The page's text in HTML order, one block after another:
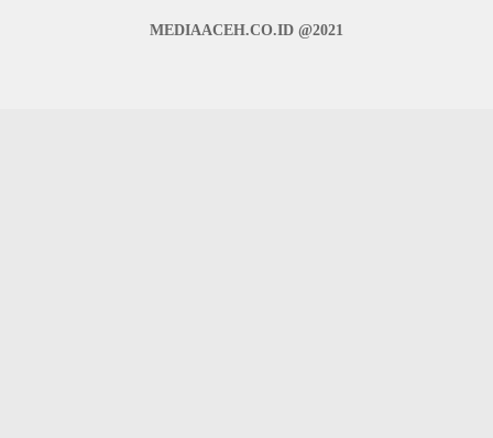
MEDIAACEH.CO.ID @2021